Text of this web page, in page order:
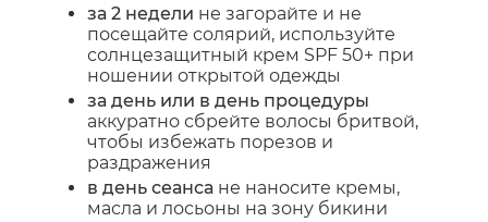
за 2 недели не загорайте и не
посещайте солярий, используйте
солнцезащитный крем SPF 50+ при
ношении открытой одежды
за день или в день процедуры
аккуратно сбрейте волосы бритвой,
чтобы избежать порезов и
раздражения
в день сеанса не наносите кремы,
масла и лосьоны на зону бикини